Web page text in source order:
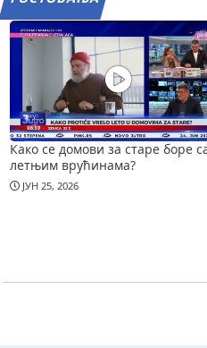
Како се домови за старе боре
летњим врућинама?
ЈУН 25, 2026